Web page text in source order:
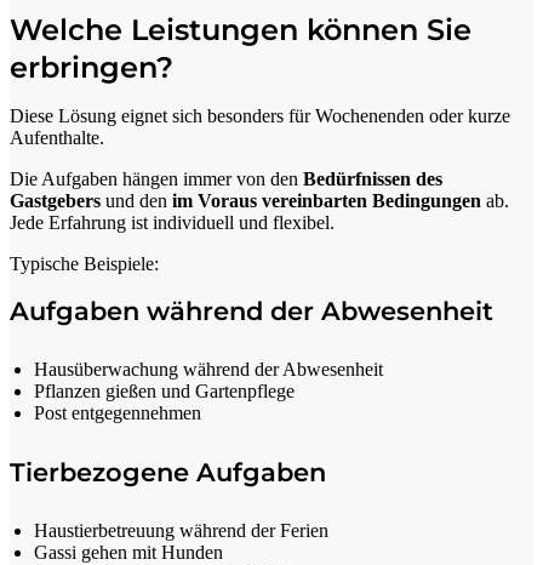
Welche Leistungen können Sie
erbringen?
Diese Lösung eignet sich besonders für Wochenenden oder kurze
Aufenthalte.
Die Aufgaben hängen immer von den Bedürfnissen des
Gastgebers und den im Voraus vereinbarten Bedingungen ab.
Jede Erfahrung ist individuell und flexibel.
Typische Beispiele:
Aufgaben während der Abwesenheit
Hausüberwachung während der Abwesenheit
Pflanzen gießen und Gartenpflege
Post entgegennehmen
Tierbezogene Aufgaben
Haustierbetreuung während der Ferien
Gassi gehen mit Hunden